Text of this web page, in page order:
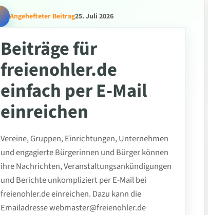
Angehefteter Beitrag25. Juli 2026
Beiträge für
freienohler.de
einfach per E-Mail
einreichen
Vereine, Gruppen, Einrichtungen, Unternehmen
und engagierte Bürgerinnen und Bürger können
ihre Nachrichten, Veranstaltungsankündigungen
und Berichte unkompliziert per E-Mail bei
freienohler.de einreichen. Dazu kann die
Emailadresse webmaster@freienohler.de